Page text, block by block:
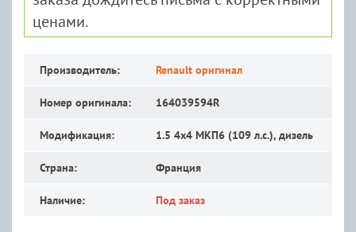
ценами.
Производитель: Renault оригинал
Номер оригинала: 164039594R
Модификация: 1.5 4x4 MКП6 (109 л.с.), дизель
Страна: Франция
Наличие: Под заказ